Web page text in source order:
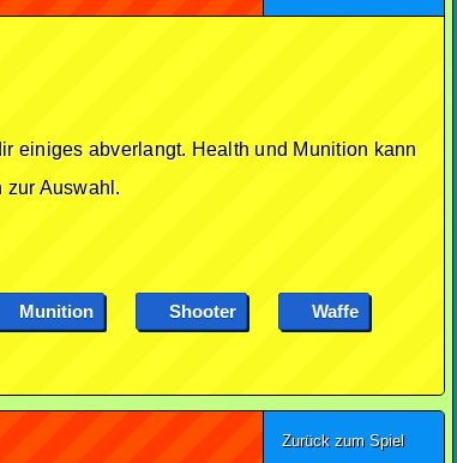
einiges abverlangt. Health und Munition kann
zur Auswahl.
Munition Shooter Waffe
Zurück zum Spiel